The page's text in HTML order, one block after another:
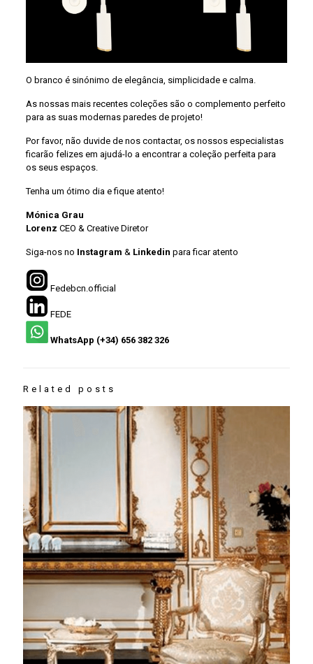
O branco é sinónimo de elegância, simplicidade e calma.
As nossas mais recentes coleções são o complemento perfeito
para as suas modernas paredes de projeto!
Por favor, não duvide de nos contactar, os nossos especialistas
ficarão felizes em ajudá-lo a encontrar a coleção perfeita para
os seus espaços.
Tenha um ótimo dia e fique atento!
Mónica Grau
Lorenz CEO & Creative Diretor
Siga-nos no Instagram & Linkedin para ficar atento
Fedebcn.official
FEDE
WhatsApp (+34) 656 382 326
Related posts